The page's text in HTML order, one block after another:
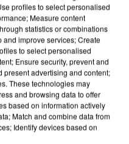
LES REFUGES
profiles to select personalised
Measure content
statistics or combinations
improve services; Create
to select personalised
Ensure security, prevent and
present advertising and content;
These technologies may
and browsing data to offer
based on information actively
Match and combine data from
Identify devices based on